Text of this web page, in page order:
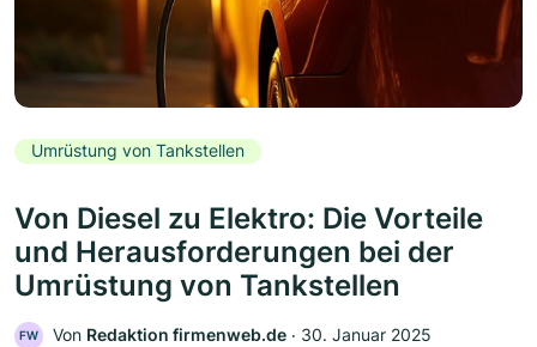
Umrüstung von Tankstellen
Von Diesel zu Elektro: Die Vorteile
und Herausforderungen bei der
Umrüstung von Tankstellen
FW Von Redaktion firmenweb.de ‧ 30. Januar 2025